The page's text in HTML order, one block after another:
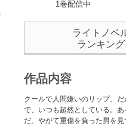
1巻配信中
ライトノベ
ランキング
作品内容
クールで人間嫌いのリップ。
で、いつも超然としている。
だ。やがて重傷を負った男を